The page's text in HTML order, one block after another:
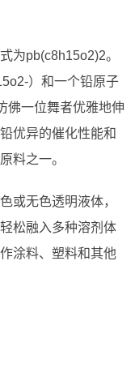
为pb(c8h15o2)2。
）和一个铅原子
佛一位舞者优雅地伸
优异的催化性能和
料之一。
或无色透明液体，
松融入多种溶剂体
涂料、塑料和其他